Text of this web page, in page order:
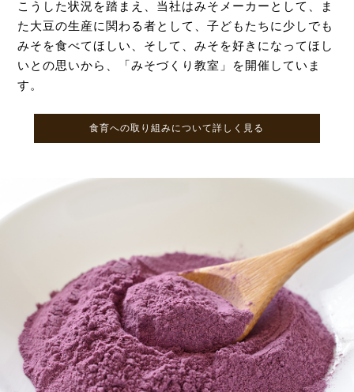
こうした状況を踏まえ、当社はみそメーカーとして、ま
た大豆の生産に関わる者として、子どもたちに少しでも
みそを食べてほしい、そして、みそを好きになってほし
いとの思いから、「みそづくり教室」を開催していま
す。
食育への取り組みについて詳しく見る